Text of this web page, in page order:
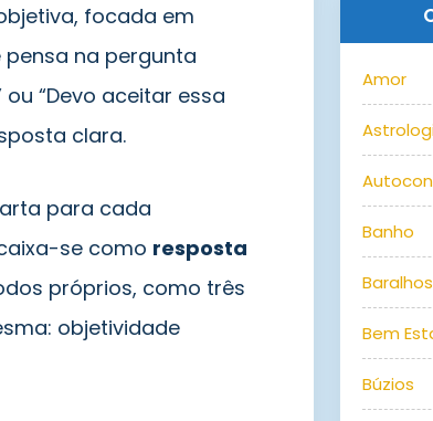
focada em
na pergunta
“Devo aceitar essa
clara.
para cada
se como resposta
próprios, como três
objetividade
Amor
Banho
Baralhos
Bem
Búzios